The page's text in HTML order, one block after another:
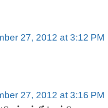
27, 2012 at 3:12 PM
27, 2012 at 3:16 PM